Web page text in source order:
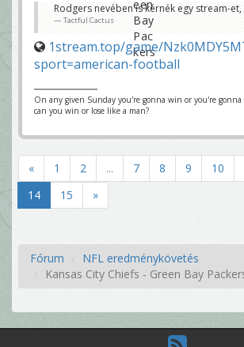
Rodgers nevében is kérnék egy stream-et,
Tactful Cactus
1stream.top/game/
sport=american-football
On any given Sunday you're gonna win or you're gonna
can you win or lose like a man?
« 1 2 ... 7 8 9 10
14
15 »
Fórum
NFL eredménykövetés
Kansas City Chiefs - Green Bay